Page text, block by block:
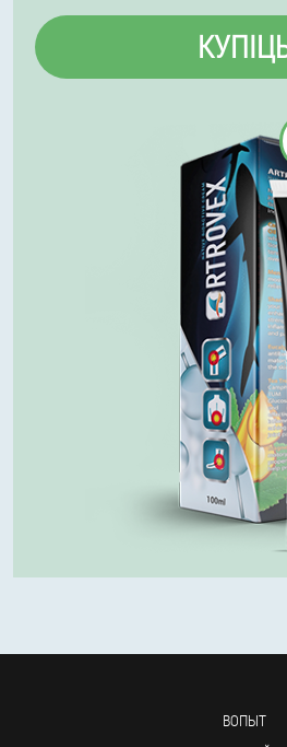
ВОПЫТ